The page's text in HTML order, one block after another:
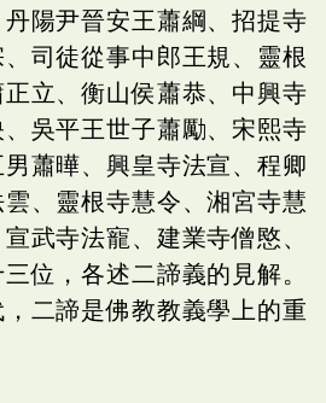
陽尹晉安王蕭綱、招提寺
司徒從事中郎王規、靈根
立、衡山侯蕭恭、中興寺
吳平王世子蕭勵、宋熙寺
蕭曄、興皇寺法宣、程卿
、靈根寺慧令、湘宮寺慧
武寺法寵、建業寺僧愍、
位，各述二諦義的見解。
二諦是佛教教義學上的重